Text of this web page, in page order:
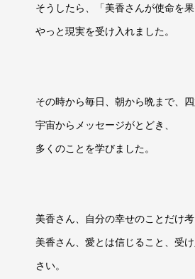
そうしたら、「美香さんが使命を
やっと現実を受け入れました。
その時から毎日、朝から晩まで、
宇宙からメッセージがとどき、
多くのことを学びました。
美香さん、自分の幸せのことだけ
美香さん、愛とは信じること、受
さい。